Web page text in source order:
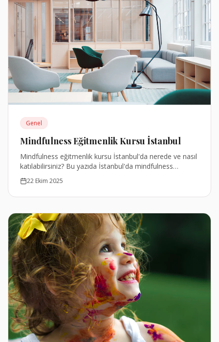
Genel
Mindfulness Eğitmenlik Kursu İstanbul
Mindfulness eğitmenlik kursu İstanbul'da nerede ve nasıl
katılabilirsiniz? Bu yazıda İstanbul'da mindfulness
eğitmeni olmak isteyenler için mevcut kurs olanaklarını
ve program detaylarını paylaşıyoruz.
22 Ekim 2025